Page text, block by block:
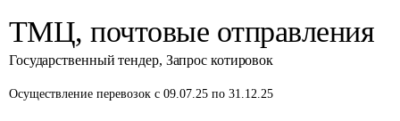
ТМЦ, почтовые отправления
Государственный тендер, Запрос котировок
Осуществление перевозок с 09.07.25 по 31.12.25